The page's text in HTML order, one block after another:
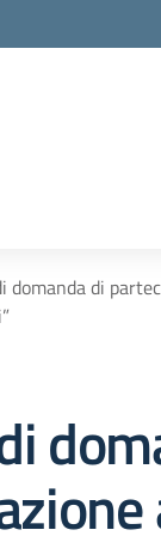
domanda di